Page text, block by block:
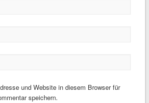
und Website in diesem Browser für
speichern.